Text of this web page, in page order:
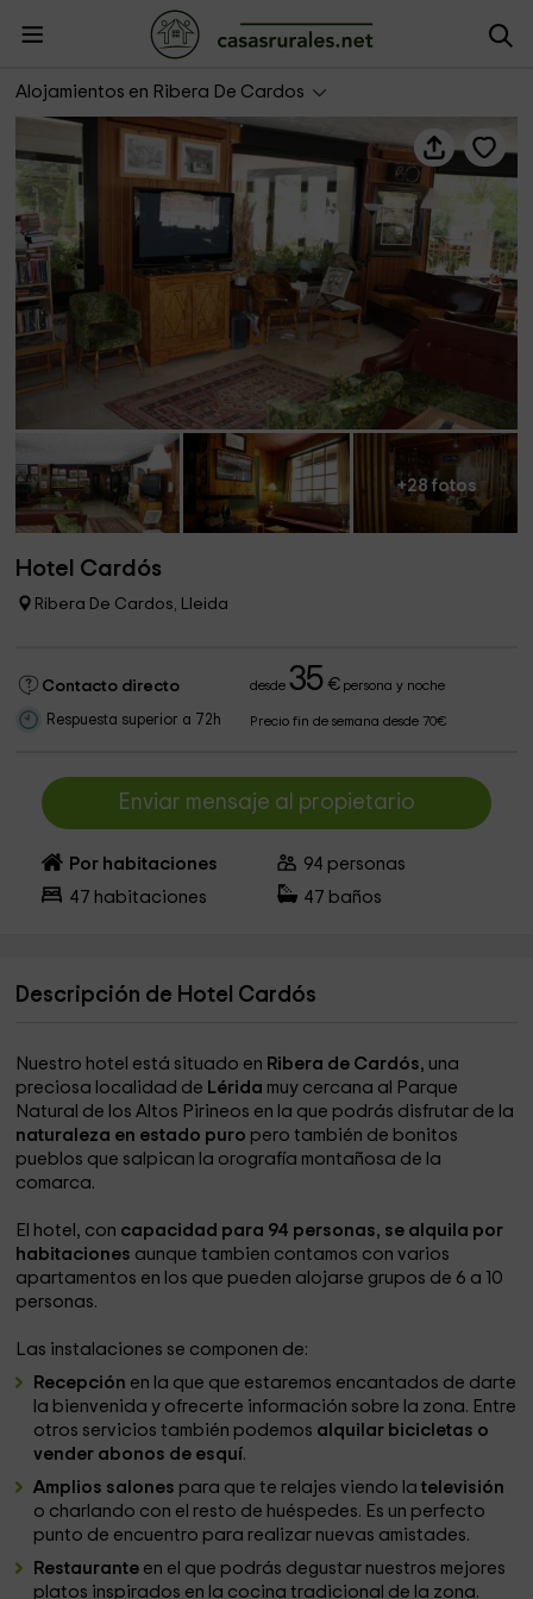
Alojamientos en Ribera De Cardos
+28 fotos
Hotel Cardós
Ribera De Cardos, Lleida
Contacto directo desde35 €persona y noche
Respuesta superior a 72h Precio fin de semana desde 70€
Enviar mensaje al propietario
Por habitaciones 94 personas
47 habitaciones 47 baños
Descripción de Hotel Cardós
Nuestro hotel está situado en Ribera de Cardós, una
preciosa localidad de Lérida muy cercana al Parque
Natural de los Altos Pirineos en la que podrás disfrutar de la
naturaleza en estado puro pero también de bonitos
pueblos que salpican la orografía montañosa de la
comarca.
El hotel, con capacidad para 94 personas, se alquila por
habitaciones aunque tambien contamos con varios
apartamentos en los que pueden alojarse grupos de 6 a 10
personas.
Las instalaciones se componen de:
Recepción en la que que estaremos encantados de darte
la bienvenida y ofrecerte información sobre la zona. Entre
otros servicios también podemos alquilar bicicletas o
vender abonos de esquí.
Amplios salones para que te relajes viendo latelevisión
o charlando con el resto de huéspedes. Es un perfecto
punto de encuentro para realizar nuevas amistades.
Restaurante en el que podrás degustar nuestros mejores
platos inspirados en la cocina tradicional de la zona.